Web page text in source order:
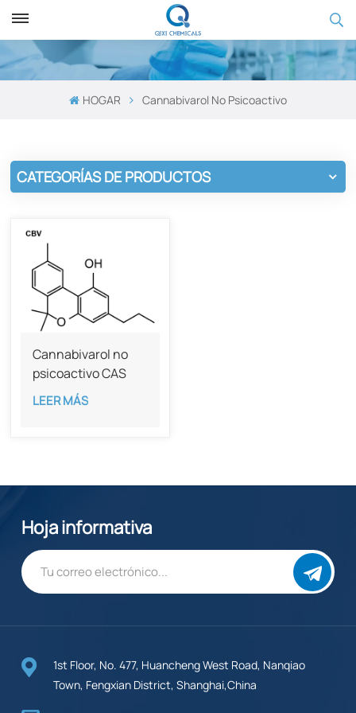
HOGAR Cannabivarol No Psicoactivo
CATEGORÍAS DE PRODUCTOS
Cannabivarol no
psicoactivo CAS
33745-21-0
LEER MÁS
Hoja informativa
1st Floor, No. 477, Huancheng West Road, Nanqiao
Town, Fengxian District, Shanghai,China